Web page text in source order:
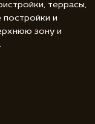
террасы,
постройки и
зону и